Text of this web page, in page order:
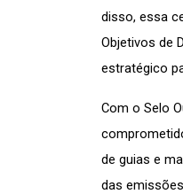
disso, essa
Objetivos de
estratégico
Com o Selo
de guias e
das